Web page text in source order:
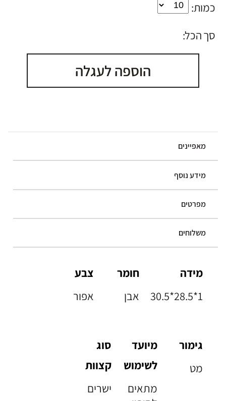
כמות:
סך הכל:
הוספה לעגלה
מאפיינים
מידע נוסף
מפרטים
משלוחים
מידה
30.5*28.5*1
חומר
אבן
צבע
אפור
גימור
מט
מיועד
לשימוש
מתאים
סוג
קצוות
ישרים